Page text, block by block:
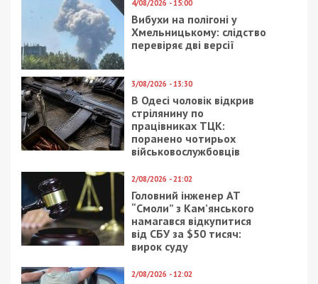
В Днепре рассказали, на каком этапе
строительство Северной объездной:
фото
На обновленном стадионе на
Днепропетровщине планируют
провести первый матч уже в этом году
Facebook
Telegram
Twitter
WhatsApp
ViberEmail
Категории:Суспільство| Метки:деньги
Рекламні блоки дають нам змогу
залишатися незалежними ЗМІ, а вам -
отримувати найсвіжіші новини під ними.
Приєднуйтесь також до 49000 в Google News. Слідкуйте
за останніми новинами!